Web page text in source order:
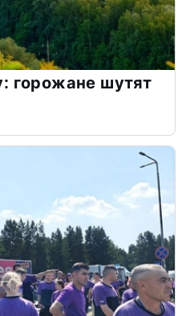
горожане шутят